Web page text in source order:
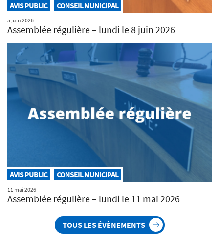
AVIS PUBLIC CONSEIL MUNICIPAL
5 juin 2026
Assemblée régulière – lundi le 8 juin 2026
AVIS PUBLIC CONSEIL MUNICIPAL
11 mai 2026
Assemblée régulière – lundi le 11 mai 2026
TOUS LES ÉVÈNEMENTS